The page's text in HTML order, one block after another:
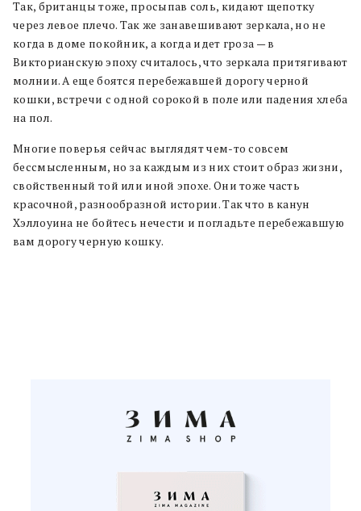
Так, британцы тоже, просыпав соль, кидают щепотку
через левое плечо. Так же занавешивают зеркала, но не
когда в доме покойник, а когда идет гроза — в
Викторианскую эпоху считалось, что зеркала притягивают
молнии. А еще боятся перебежавшей дорогу черной
кошки, встречи с одной сорокой в поле или падения хлеба
на пол.
Многие поверья сейчас выглядят чем-то совсем
бессмысленным, но за каждым из них стоит образ жизни,
свойственный той или иной эпохе. Они тоже часть
красочной, разнообразной истории. Так что в канун
Хэллоуина не бойтесь нечести и погладьте перебежавшую
вам дорогу черную кошку.